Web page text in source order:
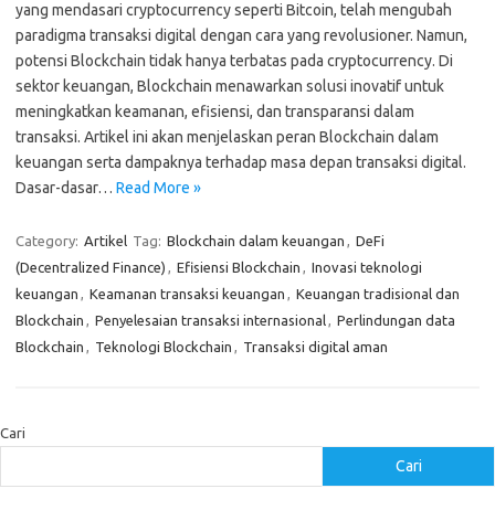
yang mendasari cryptocurrency seperti Bitcoin, telah mengubah
paradigma transaksi digital dengan cara yang revolusioner. Namun,
potensi Blockchain tidak hanya terbatas pada cryptocurrency. Di
sektor keuangan, Blockchain menawarkan solusi inovatif untuk
meningkatkan keamanan, efisiensi, dan transparansi dalam
transaksi. Artikel ini akan menjelaskan peran Blockchain dalam
keuangan serta dampaknya terhadap masa depan transaksi digital.
Dasar-dasar… Read More »
Category: Artikel Tag: Blockchain dalam keuangan , DeFi
(Decentralized Finance) , Efisiensi Blockchain , Inovasi teknologi
keuangan , Keamanan transaksi keuangan , Keuangan tradisional dan
Blockchain , Penyelesaian transaksi internasional, Perlindungan data
Blockchain , Teknologi Blockchain , Transaksi digital aman
Cari
Cari